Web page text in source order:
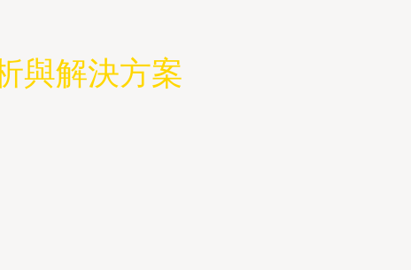
與解決方案